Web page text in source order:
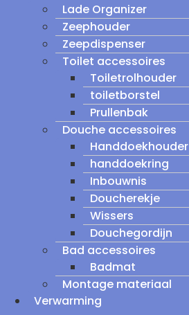
Lade Organizer
Zeephouder
Zeepdispenser
Toilet accessoires
Toiletrolhouder
toiletborstel
Prullenbak
Douche accessoires
Handdoekhouder
handdoekring
Inbouwnis
Doucherekje
Wissers
Douchegordijn
Bad accessoires
Badmat
Montage materiaal
Verwarming